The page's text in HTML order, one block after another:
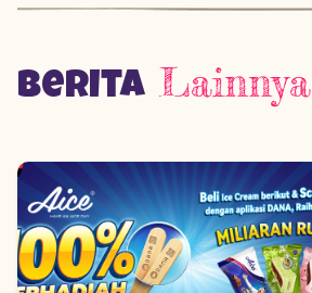
Berita Lainnya